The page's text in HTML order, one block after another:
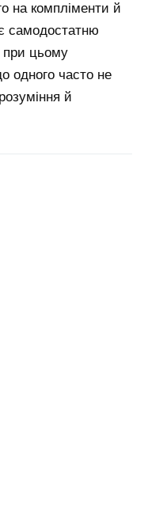
на компліменти й
самодостатню
при цьому
одного часто не
й